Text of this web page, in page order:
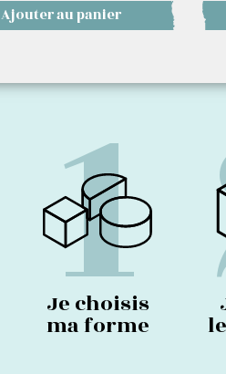
Ajouter au panier
1
Je choisis
ma forme